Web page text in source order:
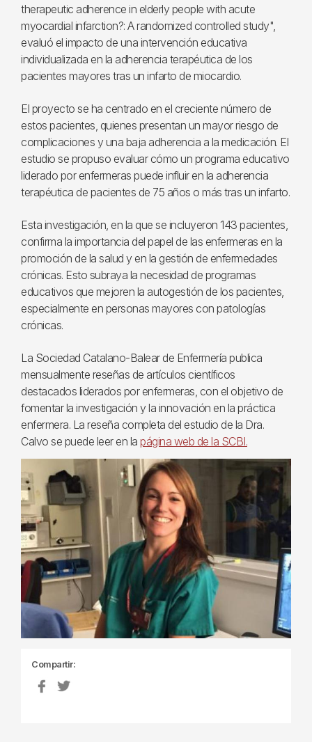
therapeutic adherence in elderly people with acute
myocardial infarction?: A randomized controlled study",
evaluó el impacto de una intervención educativa
individualizada en la adherencia terapéutica de los
pacientes mayores tras un infarto de miocardio.
El proyecto se ha centrado en el creciente número de
estos pacientes, quienes presentan un mayor riesgo de
complicaciones y una baja adherencia a la medicación. El
estudio se propuso evaluar cómo un programa educativo
liderado por enfermeras puede influir en la adherencia
terapéutica de pacientes de 75 años o más tras un infarto.
Esta investigación, en la que se incluyeron 143 pacientes,
confirma la importancia del papel de las enfermeras en la
promoción de la salud y en la gestión de enfermedades
crónicas. Esto subraya la necesidad de programas
educativos que mejoren la autogestión de los pacientes,
especialmente en personas mayores con patologías
crónicas.
La Sociedad Catalano-Balear de Enfermería publica
mensualmente reseñas de artículos científicos
destacados liderados por enfermeras, con el objetivo de
fomentar la investigación y la innovación en la práctica
enfermera. La reseña completa del estudio de la Dra.
Calvo se puede leer en la página web de la SCBI.
Compartir: